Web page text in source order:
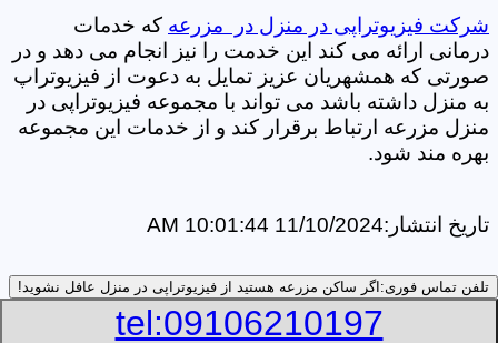
شرکت فیزیوتراپی در منزل در مزرعه که خدمات
درمانی ارائه می کند این خدمت را نیز انجام می دهد و در
صورتی که همشهریان عزیز تمایل به دعوت از فیزیوتراپ
به منزل داشته باشد می تواند با مجموعه فیزیوتراپی در
منزل مزرعه ارتباط برقرار کند و از خدمات این مجموعه
بهره مند شود.
تاریخ انتشار:11/10/2024 10:01:44 AM
تلفن تماس فوری: اگر ساکن مزرعه هستید از فیزیوتراپی در منزل عافل نشوید!
tel:09106210197